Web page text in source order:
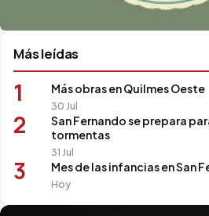
Más leídas
1 Más obras en Quilmes Oeste
30 Jul
2
San Fernando se prepara
tormentas
31 Jul
3 Mes de las infancias en San
Hoy